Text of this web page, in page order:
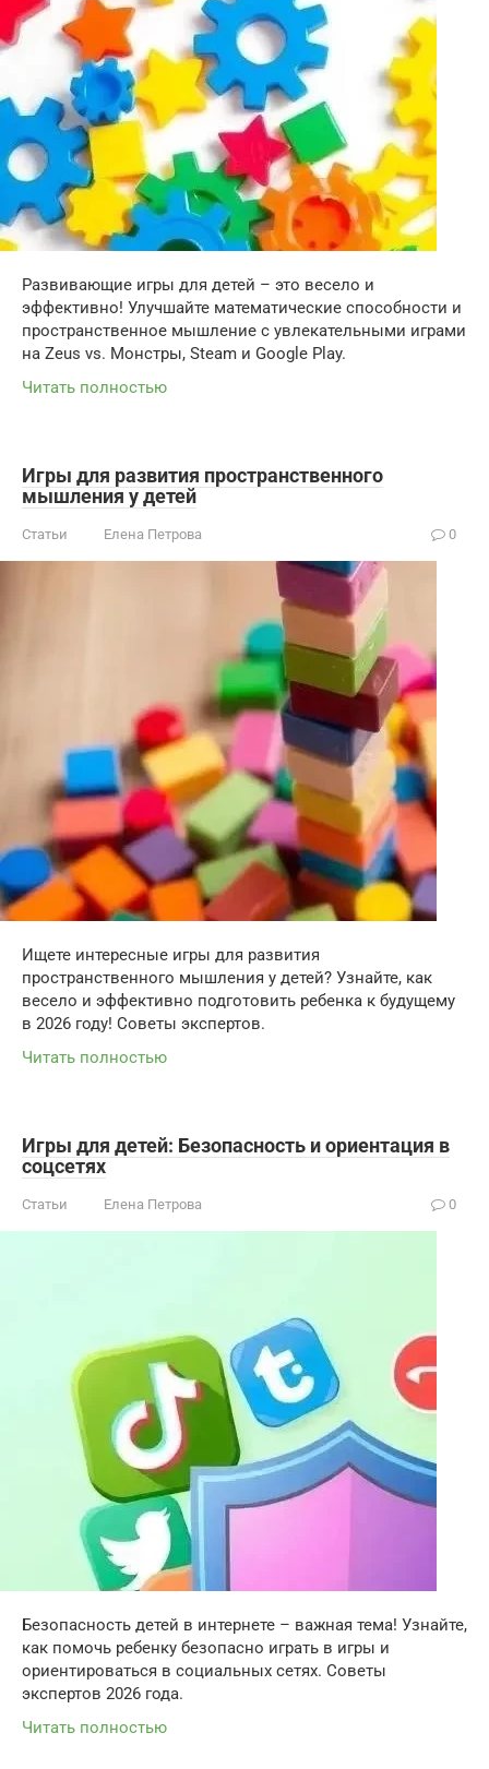
Развивающие игры для детей – это весело и
эффективно! Улучшайте математические способности и
пространственное мышление с увлекательными играми
на Zeus vs. Монстры, Steam и Google Play.
Читать полностью
Игры для развития пространственного
мышления у детей
Статьи Елена Петрова 0
Ищете интересные игры для развития
пространственного мышления у детей? Узнайте, как
весело и эффективно подготовить ребенка к будущему
в 2026 году! Советы экспертов.
Читать полностью
Игры для детей: Безопасность и ориентация в
соцсетях
Статьи Елена Петрова 0
Безопасность детей в интернете – важная тема! Узнайте,
как помочь ребенку безопасно играть в игры и
ориентироваться в социальных сетях. Советы
экспертов 2026 года.
Читать полностью